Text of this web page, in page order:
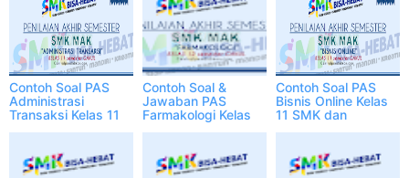
Contoh Soal PAS
Administrasi
Transaksi Kelas 11
Contoh Soal &
Jawaban PAS
Farmakologi Kelas
Contoh Soal PAS
Bisnis Online Kelas
11 SMK dan